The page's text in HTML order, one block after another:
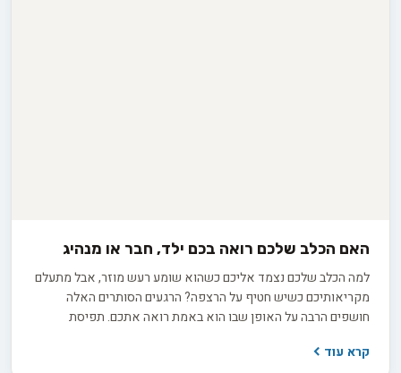
האם הכלב שלכם רואה בכם ילד, חבר או מנהיג
למה הכלב שלכם נצמד אליכם כשהוא שומע רעש מוזר, אבל מתעלם
מקריאותיכם כשיש חטיף על הרצפה? הרגעים הסותרים האלה
חושפים הרבה על האופן שבו הוא באמת רואה אתכם. תפיסת
אינה תואמת את ההבנה המדעית העדכנית. בפועל, אתם ממלאים
קרא עוד